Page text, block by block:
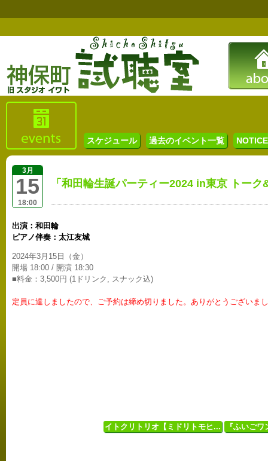
スケジュール 過去のイベント一覧
3月
15
18:00
「和田輪生誕パーティー2024 in東京 トー
出演：和田輪
ピアノ伴奏：太江友城
2024年3月15日（金）
開場 18:00 / 開演 18:30
■料金：3,500円 (1ドリンク, スナック込)
定員に達しましたので、ご予約は締め切りました。ありがとうございま
イトクリトリオ【ミドリトモヒ... 『ふいご